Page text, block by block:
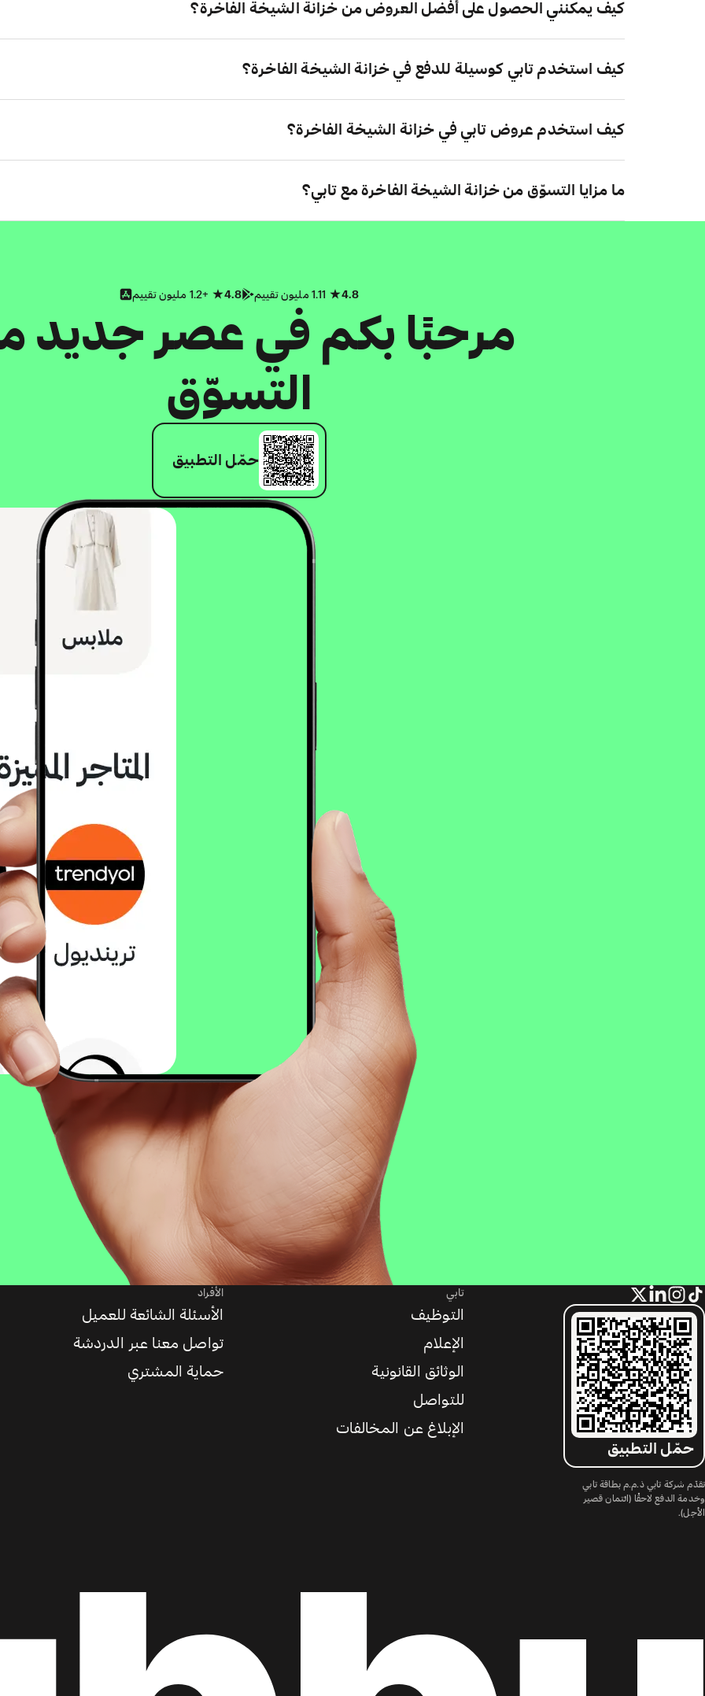
كيف يمكنني الحصول على أفضل العروض من خزانة الشيخة الفاخرة؟
كيف استخدم تابي كوسيلة للدفع في خزانة الشيخة الفاخرة؟
كيف استخدم عروض تابي في خزانة الشيخة الفاخرة؟
ما مزايا التسوّق من خزانة الشيخة الفاخرة مع تابي؟
4.8
4.8 +1.2 مليون تقييم
مرحبًا بكم في عصر جديد
التسوّق
حمّل التطبيق
حمّل التطبيق
تقدّم شركة تابي ذ.م.م بطاقة تابي
وخدمة الدفع لاحقًا (ائتمان قصير
الأجل).
تابي
التوظيف
الإعلام
الوثائق القانونية
للتواصل
الإبلاغ عن المخالفات
الأفراد
الأسئلة الشائعة للعميل
تواصل معنا عبر الدردشة
حماية المشتري